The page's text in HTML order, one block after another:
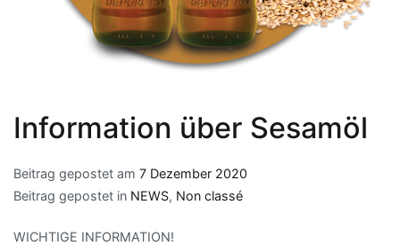
Information über Sesamöl
Beitrag gepostet am 7 Dezember 2020
Beitrag gepostet in NEWS, Non classé
WICHTIGE INFORMATION!